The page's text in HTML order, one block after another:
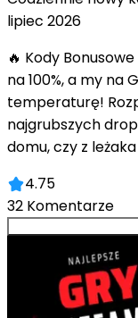
lipiec 2026
🔥 Kody
na 100%, a my na
temperaturę!
najgrubszych
domu, czy z
4.75
32 Komentarze